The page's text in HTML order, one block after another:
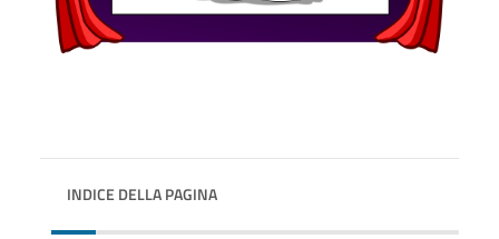
INDICE DELLA PAGINA